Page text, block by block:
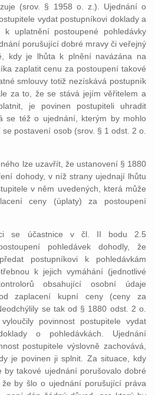
(srov. § 1958 o. z.). Ujednání o
vydat postupníkovi doklady a
k uplatnění postoupené pohledávky
porušující dobré mravy či veřejný
kdy je lhůta k plnění navázána na
zaplatit cenu za postoupení takové
smlouvy totiž nezískává postupník
za to, že se stává jejím věřitelem a
je povinen postupiteli uhradit
se též o ujednání, kterým by mohlo
postavení osob (srov. § 1 odst. 2 o.
lze uzavřít, že ustanovení § 1880
dohody, v níž strany ujednají lhůtu
v něm uvedených, která může
ceny (úplaty) za postoupení
se účastnice v čl. II bodu 2.5
pohledávek dohodly, že
postupníkovi k pohledávkám
k jejich vymáhání (jednotlivé
obsahující osobní údaje
zaplacení kupní ceny (ceny za
se tak od § 1880 odst. 2 o.
povinnost postupitele vydat
o pohledávkách. Ujednání
postupitele výslovně zachovává,
je povinen ji splnit. Za situace, kdy
by takové ujednání porušovalo dobré
by šlo o ujednání porušující práva